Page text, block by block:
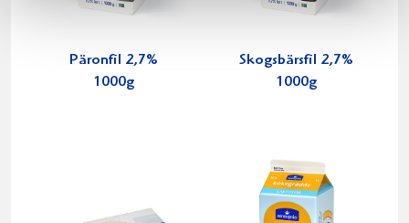
Päronfil 2,7%
1000g
Skogsbärsfil 2,7%
1000g